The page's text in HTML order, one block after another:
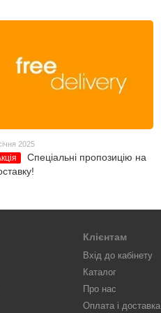
2025
Спеціальні пропозицію на
Клієнтам
Вхід до кабінету
Каталог
Про нас
Оплата і доставка